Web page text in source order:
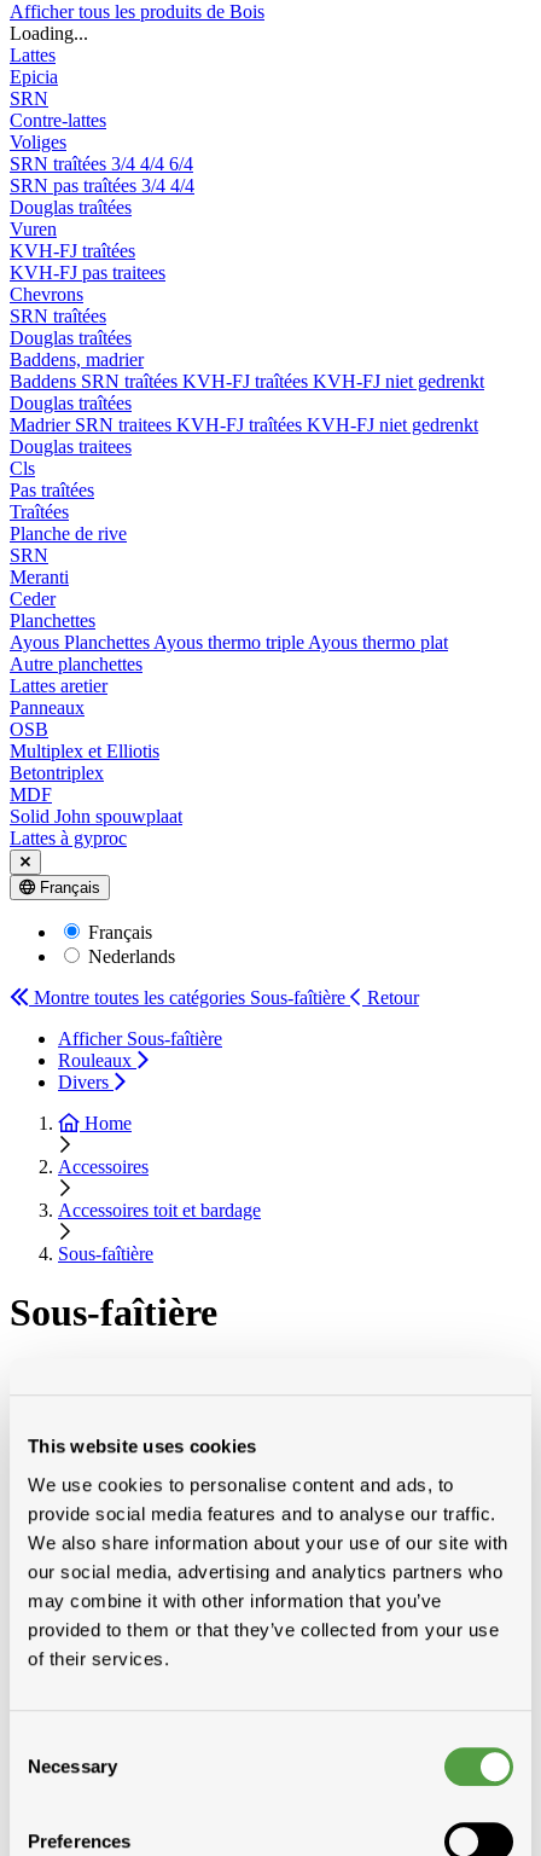
This website uses cookies
We use cookies to personalise content and ads, to
provide social media features and to analyse our traffic.
We also share information about your use of our site with
our social media, advertising and analytics partners who
may combine it with other information that you’ve
provided to them or that they’ve collected from your use
of their services.
Selection
Necessary
Preferences
Afficher tous les produits de Bois
Loading...
Lattes
Epicia
SRN
Contre-lattes
Voliges
SRN traîtées 3/4 4/4 6/4
SRN pas traîtées 3/4 4/4
Douglas traîtées
Vuren
KVH-FJ traîtées
KVH-FJ pas traitees
Chevrons
SRN traîtées
Douglas traîtées
Baddens, madrier
Baddens SRN traîtées KVH-FJ traîtées KVH-FJ niet gedrenkt
Douglas traîtées
Madrier SRN traitees KVH-FJ traîtées KVH-FJ niet gedrenkt
Douglas traitees
Cls
Pas traîtées
Traîtées
Planche de rive
SRN
Meranti
Ceder
Planchettes
Ayous Planchettes Ayous thermo triple Ayous thermo plat
Autre planchettes
Lattes aretier
Panneaux
OSB
Multiplex et Elliotis
Betontriplex
MDF
Solid John spouwplaat
Lattes à gyproc
Français
Français
Nederlands
Montre toutes les catégories Sous-faîtière
Retour
Afficher Sous-faîtière
Rouleaux
Divers
Home
Accessoires
Accessoires toit et bardage
Sous-faîtière
Sous-faîtière
Catégories
Accessoires toit et bardage
Substitut de plomb
Sous-faîtière
Rouleaux
Divers
Rives
Peintures de toit, sprays et protection
Liquides et colle pout toiture plat
Chanfreins